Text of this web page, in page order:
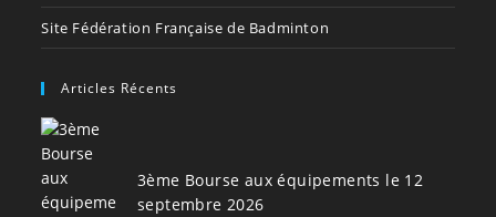
Site Fédération Française de Badminton
Articles Récents
3ème Bourse aux équipements le 12
septembre 2026